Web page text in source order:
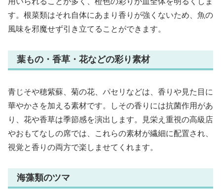
す。根菜類はそれ自体にあまり香りが強くないため、魚の
風味を邪魔せず引き立てることができます。
葉もの・香草・花などの彩り素材
青じそや穂紫蘇、菊の花、パセリなどは、香りや見た目に
華やかさを加える素材です。しその香りには抗菌作用があ
り、花や香草は季節感を演出します。見栄え重視の高級店
やおもてなしの席では、これらの素材が繊細に配置され、
視覚と香りの両方で楽しませてくれます。
海藻類のツマ